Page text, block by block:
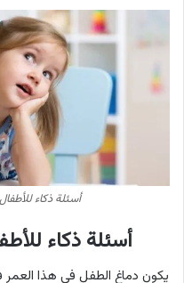
أسئلة ذكاء للأطفال من
أسئلة ذكاء
يكون دماغ الطفل في هذا العمر